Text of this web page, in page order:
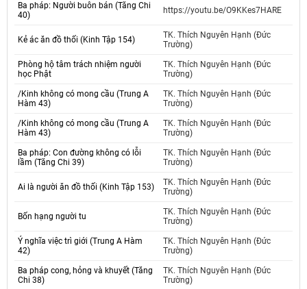
Ba pháp: Người buôn bán (Tăng Chi
40)
https://youtu.be/O9KKes7HARE
Kẻ ác ăn đồ thối (Kinh Tập 154)
TK. Thích Nguyên Hạnh (Đức
Trường)
Phòng hộ tâm trách nhiệm người
học Phật
TK. Thích Nguyên Hạnh (Đức
Trường)
/Kinh không có mong cầu (Trung A
Hàm 43)
TK. Thích Nguyên Hạnh (Đức
Trường)
/Kinh không có mong cầu (Trung A
Hàm 43)
TK. Thích Nguyên Hạnh (Đức
Trường)
Ba pháp: Con đường không có lỗi
lầm (Tăng Chi 39)
TK. Thích Nguyên Hạnh (Đức
Trường)
Ai là người ăn đồ thối (Kinh Tập 153)
TK. Thích Nguyên Hạnh (Đức
Trường)
Bốn hạng người tu
TK. Thích Nguyên Hạnh (Đức
Trường)
Ý nghĩa việc trì giới (Trung A Hàm
42)
TK. Thích Nguyên Hạnh (Đức
Trường)
Ba pháp cong, hỏng và khuyết (Tăng
Chi 38)
TK. Thích Nguyên Hạnh (Đức
Trường)